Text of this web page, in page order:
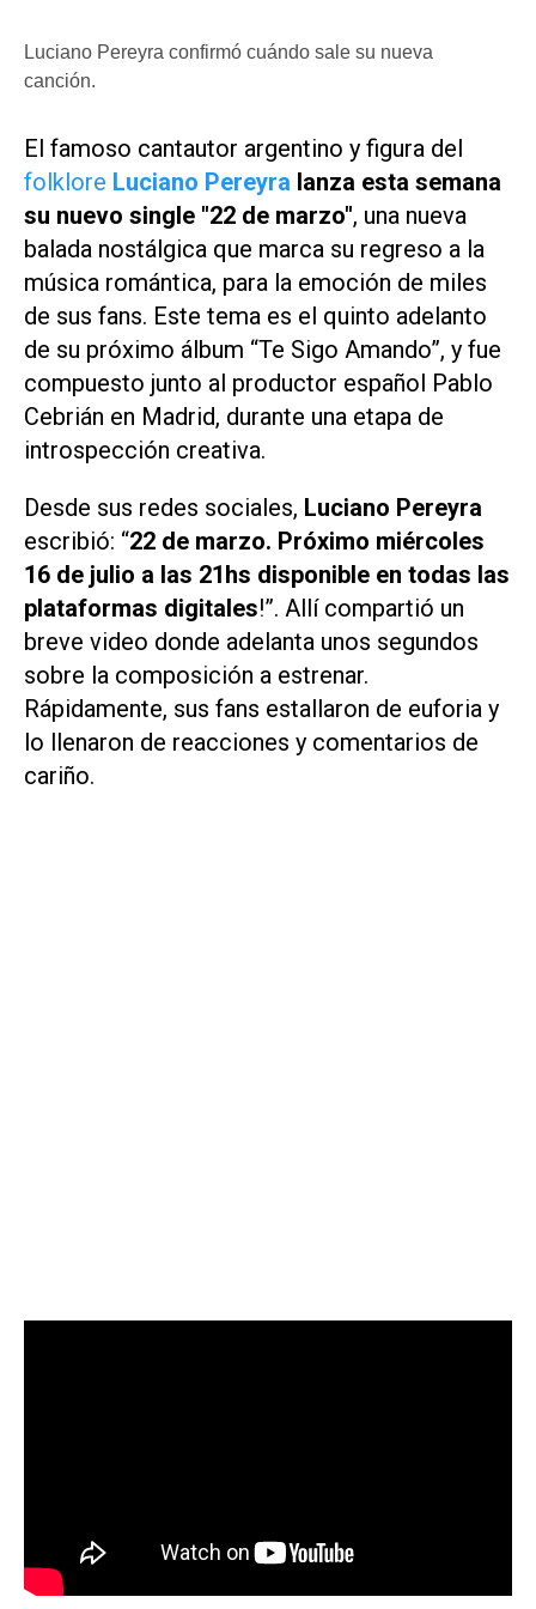
Luciano Pereyra confirmó cuándo sale su nueva
canción.
El famoso cantautor argentino y figura del
folklore Luciano Pereyra lanza esta semana
su nuevo single "22 de marzo", una nueva
balada nostálgica que marca su regreso a la
música romántica, para la emoción de miles
de sus fans. Este tema es el quinto adelanto
de su próximo álbum “Te Sigo Amando”, y fue
compuesto junto al productor español Pablo
Cebrián en Madrid, durante una etapa de
introspección creativa.
Desde sus redes sociales, Luciano Pereyra
escribió: “22 de marzo. Próximo miércoles
16 de julio a las 21hs disponible en todas las
plataformas digitales!”. Allí compartió un
breve video donde adelanta unos segundos
sobre la composición a estrenar.
Rápidamente, sus fans estallaron de euforia y
lo llenaron de reacciones y comentarios de
cariño.